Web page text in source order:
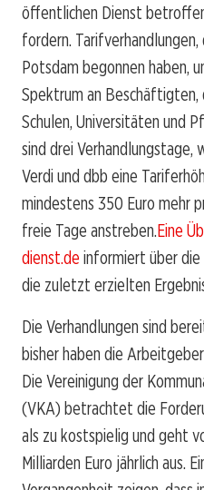
öffentlichen Dienst
fordern.
Potsdam begonnen haben,
Spektrum an
Schulen, Universitäten und
sind drei
Verdi und dbb eine
mindestens 350 Euro mehr
freie Tage anstreben.Eine
dienst.de informiert über
die zuletzt erzielten
Die Verhandlungen sind
bisher haben die
Die Vereinigung der
(VKA) betrachtet die
als zu kostspielig und geht
Milliarden Euro jährlich aus.